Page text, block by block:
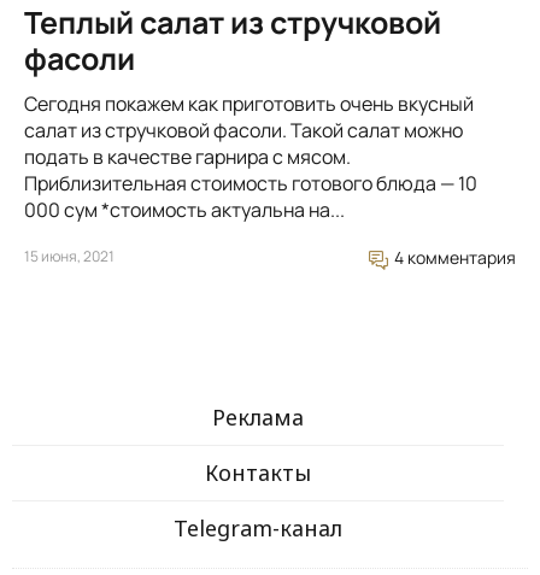
Теплый салат из стручковой
фасоли
Сегодня покажем как приготовить очень вкусный
салат из стручковой фасоли. Такой салат можно
подать в качестве гарнира с мясом.
Приблизительная стоимость готового блюда — 10
000 сум *стоимость актуальна на...
15 июня, 2021 4 комментария
Реклама
Контакты
Telegram-канал